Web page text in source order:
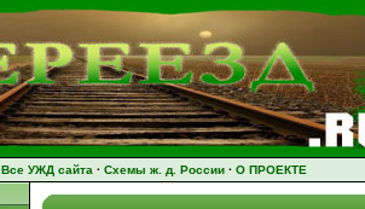
Все УЖД сайта · Схемы ж. д. России · О ПРОЕКТЕ